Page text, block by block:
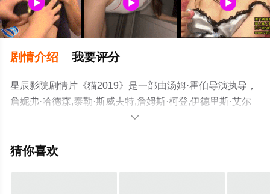
剧情介绍 我要评分
星辰影院剧情片《猫2019》是一部由汤姆·霍伯导演执导，
詹妮弗·哈德森,泰勒·斯威夫特,詹姆斯·柯登,伊德里斯·艾尔
巴,朱迪·丹奇,伊恩·麦克莱恩,蕾蓓尔·威尔森,雷·温斯顿,劳伦·
罗,弗朗西丝卡·海沃德,罗伯特·菲尔柴尔德,齐齐·斯特伦等演

猜你喜欢